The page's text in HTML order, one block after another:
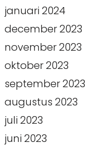
januari 2024
december 2023
november 2023
oktober 2023
september 2023
augustus 2023
juli 2023
juni 2023